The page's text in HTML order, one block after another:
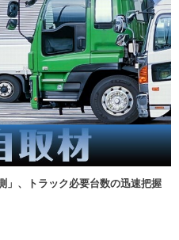
」、トラック必要台数の迅速把握